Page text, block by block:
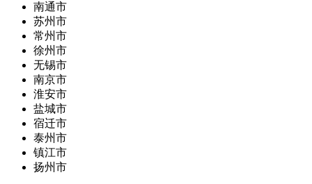
南通市
苏州市
常州市
徐州市
无锡市
南京市
淮安市
盐城市
宿迁市
泰州市
镇江市
扬州市